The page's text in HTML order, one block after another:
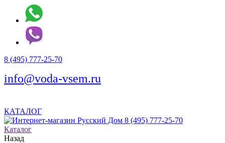
8 (495) 777-25-70
info@voda-vsem.ru
КАТАЛОГ
8 (495) 777-25-70
Каталог
Назад